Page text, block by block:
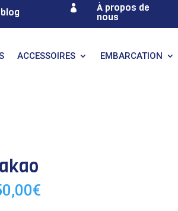
 À propos de
nous
ACCESSOIRES EMBARCATION
€